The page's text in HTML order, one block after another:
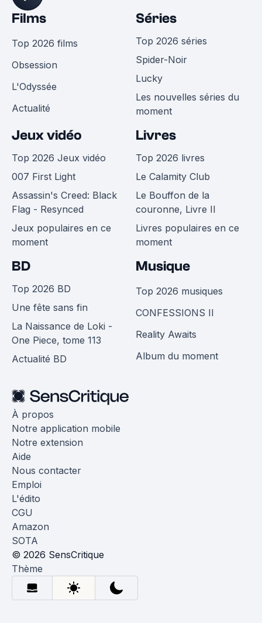
Films
Top 2026 films
Obsession
L'Odyssée
Actualité
Séries
Top 2026 séries
Spider-Noir
Lucky
Les nouvelles séries du
moment
Jeux vidéo
Top 2026 Jeux vidéo
007 First Light
Assassin's Creed: Black
Flag - Resynced
Jeux populaires en ce
moment
Livres
Top 2026 livres
Le Calamity Club
Le Bouffon de la
couronne, Livre II
Livres populaires en ce
moment
BD
Top 2026 BD
Une fête sans fin
La Naissance de Loki -
One Piece, tome 113
Actualité BD
Musique
Top 2026 musiques
CONFESSIONS II
Reality Awaits
Album du moment
À propos
Notre application mobile
Notre extension
Aide
Nous contacter
Emploi
L'édito
CGU
Amazon
SOTA
© 2026 SensCritique
Thème